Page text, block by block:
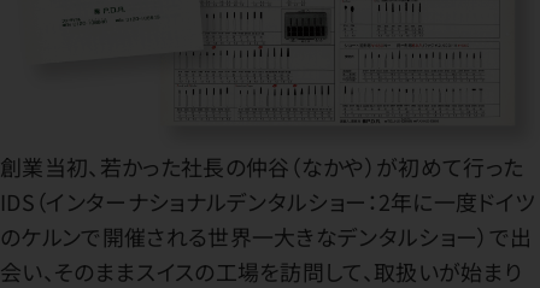
創業当初、若かった社長の仲谷（なかや）が初めて行った
IDS（インターナショナルデンタルショー：2年に一度ドイツ
のケルンで開催される世界一大きなデンタルショー）で出
会い、そのままスイスの工場を訪問して、取扱いが始まり